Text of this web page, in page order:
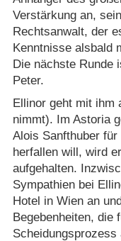
Verstärkung an,
Rechtsanwalt, der
Kenntnisse alsbald
Die nächste Runde
Peter.
Ellinor geht mit ihm
nimmt). Im Astoria
Alois Sanfthuber
herfallen will, wird
aufgehalten.
Sympathien bei
Hotel in Wien an
Begebenheiten, die